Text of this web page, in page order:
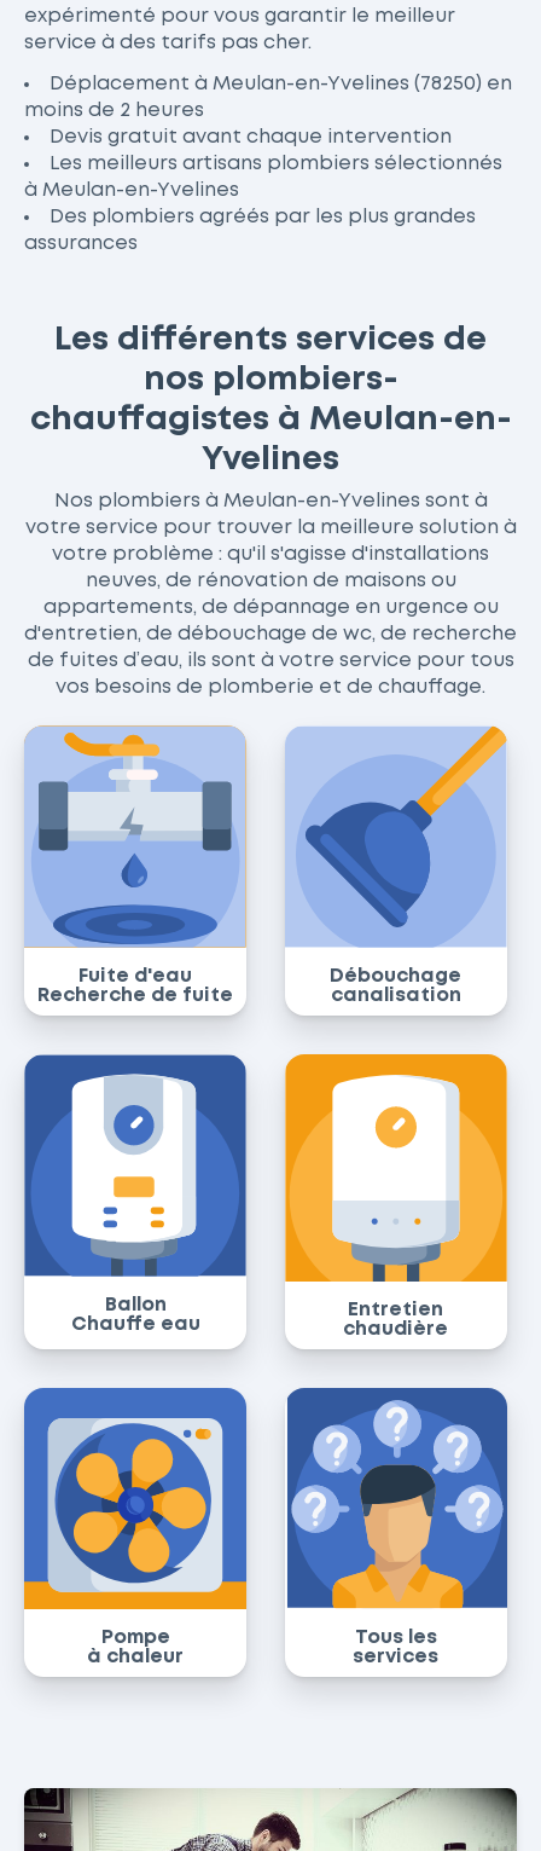
expérimenté pour vous garantir le meilleur
service à des tarifs pas cher.
Déplacement à Meulan-en-Yvelines (78250) en
moins de 2 heures
Devis gratuit avant chaque intervention
Les meilleurs artisans plombiers sélectionnés
à Meulan-en-Yvelines
Des plombiers agréés par les plus grandes
assurances
Les différents services de
nos plombiers-
chauffagistes à Meulan-en-
Yvelines
Nos plombiers à Meulan-en-Yvelines sont à
votre service pour trouver la meilleure solution à
votre problème : qu'il s'agisse d'installations
neuves, de rénovation de maisons ou
appartements, de dépannage en urgence ou
d'entretien, de débouchage de wc, de recherche
de fuites d’eau, ils sont à votre service pour tous
vos besoins de plomberie et de chauffage.
Fuite d'eau
Recherche de fuite
Débouchage
canalisation
Ballon
Chauffe eau
Entretien
chaudière
Pompe
à chaleur
Tous les
services